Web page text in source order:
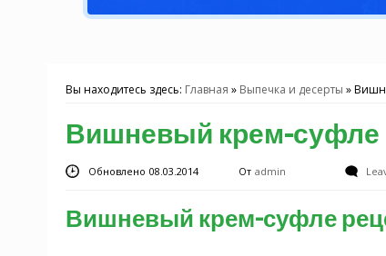
Вы находитесь здесь: Главная » Выпечка и десерты »
Вишневый крем-суфле
Обновлено 08.03.2014 Отadmin
Вишневый крем-суфле